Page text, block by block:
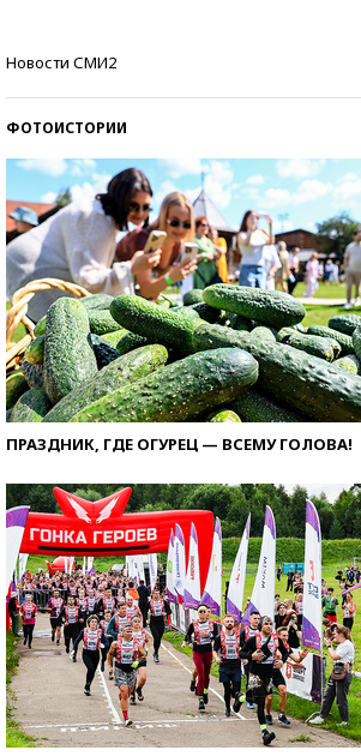
Новости СМИ2
ФОТОИСТОРИИ
ПРАЗДНИК, ГДЕ ОГУРЕЦ — ВСЕМУ ГОЛОВА!